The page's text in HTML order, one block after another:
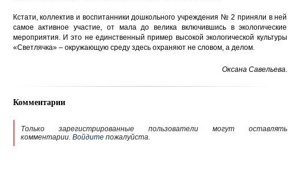
Кстати, коллектив и воспитанники дошкольного учреждения № 2 приняли в ней
самое активное участие, от мала до велика включившись в экологические
мероприятия. И это не единственный пример высокой экологической культуры
«Светлячка» – окружающую среду здесь охраняют не словом, а делом.
Оксана Савельева.
Комментарии
Только зарегистрированные пользователи могут оставлять
комментарии. Войдитепожалуйста.